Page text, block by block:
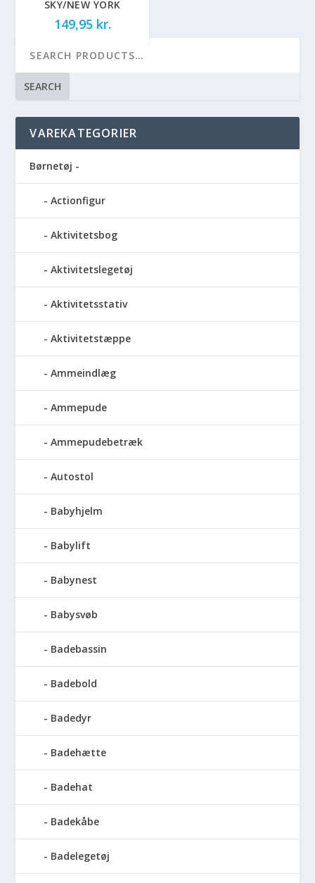
SKY/NEW YORK
149,95 kr.
SEARCH
VAREKATEGORIER
Børnetøj -
Actionfigur
Aktivitetsbog
Aktivitetslegetøj
Aktivitetsstativ
Aktivitetstæppe
Ammeindlæg
Ammepude
Ammepudebetræk
Autostol
Babyhjelm
Babylift
Babynest
Babysvøb
Badebassin
Badebold
Badedyr
Badehætte
Badehat
Badekåbe
Badelegetøj